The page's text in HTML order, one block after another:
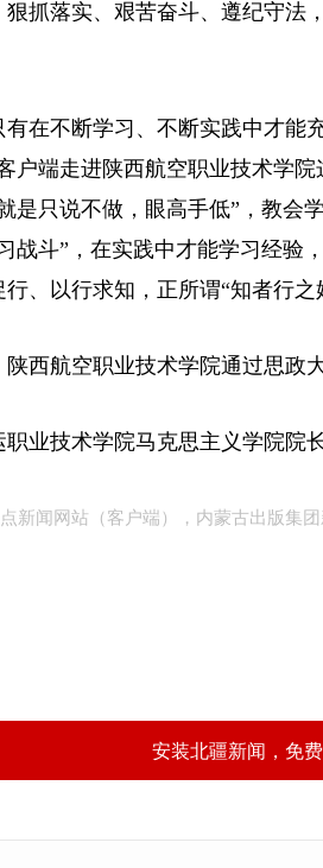
抓落实、艰苦奋斗、遵纪守法
有在不断学习、不断实践中才
户端走进陕西航空职业技术学院
是只说不做，眼高手低”，教会
战斗”，在实践中才能学习经验
、以行求知，正所谓“知者行之
西航空职业技术学院通过思政
职业技术学院马克思主义学院院长
新闻网站（客户端），内蒙古出版集
安装北疆新闻，免